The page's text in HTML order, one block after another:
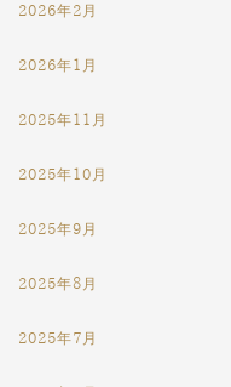
2026年2月
2026年1月
2025年11月
2025年10月
2025年9月
2025年8月
2025年7月